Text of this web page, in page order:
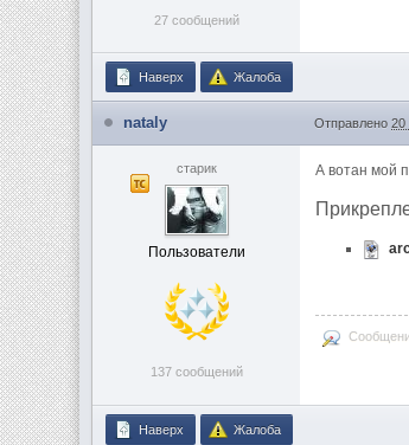
27 сообщений
Наверх Жалоба
nataly Отправлено20
старик
Пользователи
137 сообщений
А вотан мой
Наверх Жалоба